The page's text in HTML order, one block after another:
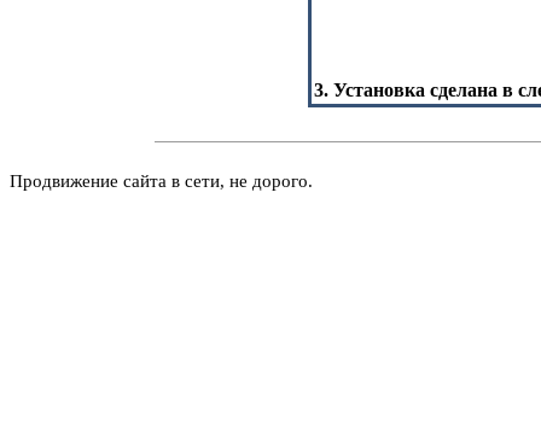
3. Установка сделана в
Продвижение сайта в сети, не дорого.